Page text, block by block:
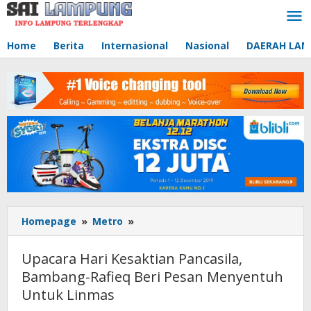
Lewati
Home Berita Internasional Nasional DAERAH
Homepage » Metro »
Hari
Kesaktian
Pancasila,
Bambang-
Upacara Hari Kesaktian Pancasila,
Bambang-Rafieq Beri Pesan Menyentuh
Untuk Linmas